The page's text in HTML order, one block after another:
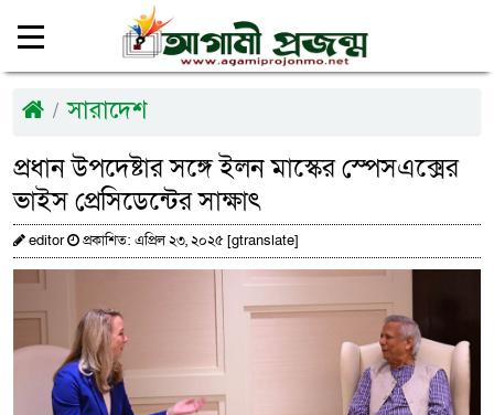
সারাদেশ
প্রধান উপদেষ্টার সঙ্গে ইলন মাস্কের স্পেসএক্সের
ভাইস প্রেসিডেন্টের সাক্ষাৎ
editor প্রকাশিত: এপ্রিল ২৩, ২০২৫ [gtranslate]